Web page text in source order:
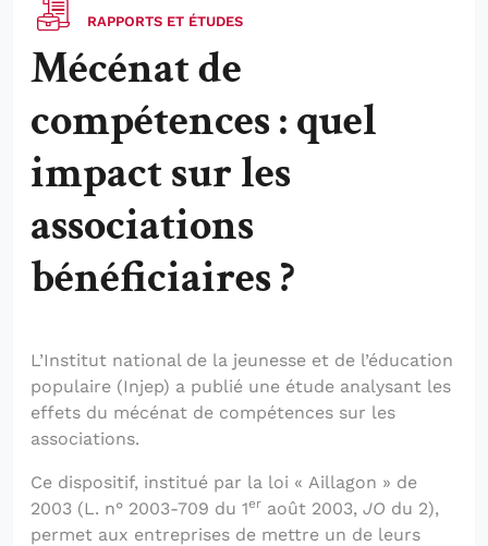
RAPPORTS ET ÉTUDES
Mécénat de
compétences : quel
impact sur les
associations
bénéficiaires ?
L’Institut national de la jeunesse et de l’éducation
populaire (Injep) a publié une étude analysant les
effets du mécénat de compétences sur les
associations.
Ce dispositif, institué par la loi « Aillagon » de
2003 (L. n° 2003-709 du 1er août 2003, JO du 2),
permet aux entreprises de mettre un de leurs